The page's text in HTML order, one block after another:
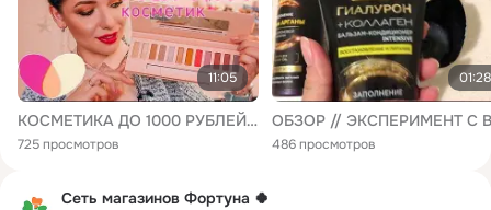
11:05
КОСМЕТИКА ДО 1000 РУБЛЕЙ В МАГНИТ КОСМЕТИК /EVELINE /NOVOSVIT / ЗОЛОТОЙ ШЕЛК / НЕДОРОГАЯ КОСМЕТИКА
725 просмотров
01:28
486 просмотров
Сеть магазинов Фортуна 🍀